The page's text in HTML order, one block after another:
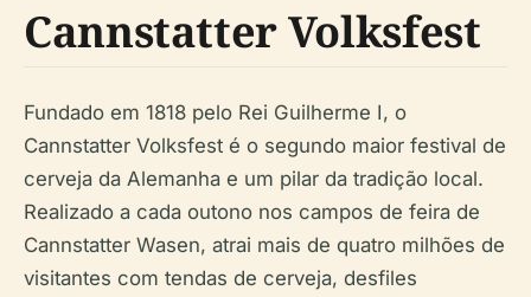
Cannstatter Volksfest
Fundado em 1818 pelo Rei Guilherme I, o
Cannstatter Volksfest é o segundo maior festival de
cerveja da Alemanha e um pilar da tradição local.
Realizado a cada outono nos campos de feira de
Cannstatter Wasen, atrai mais de quatro milhões de
visitantes com tendas de cerveja, desfiles